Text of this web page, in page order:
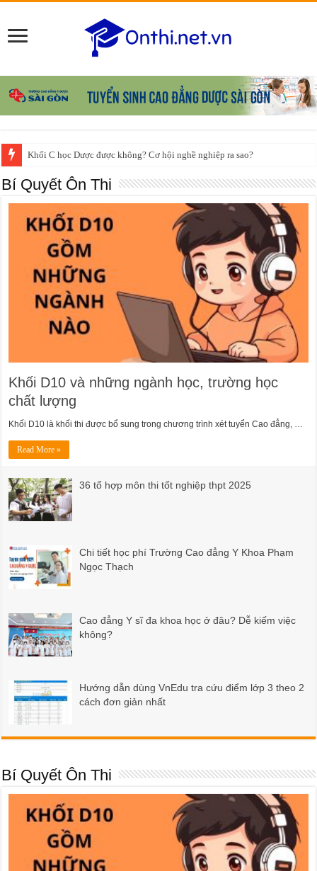
Khối C học Dược được không? Cơ hội nghề nghiệp ra sao?
Tải sách Kỹ thuật Y học chuyên ngành Xét nghiệm PDF ở đâu? Gợi ý
Bí Quyết Ôn Thi
Khối D10 và những ngành học, trường học
chất lượng
Khối D10 là khối thi được bổ sung trong chương trình xét tuyển Cao đẳng, …
Read More »
36 tổ hợp môn thi tốt nghiệp thpt 2025
Chi tiết học phí Trường Cao đẳng Y Khoa Phạm
Ngọc Thạch
Cao đẳng Y sĩ đa khoa học ở đâu? Dễ kiếm việc
không?
Hướng dẫn dùng VnEdu tra cứu điểm lớp 3 theo 2
cách đơn giản nhất
Bí Quyết Ôn Thi